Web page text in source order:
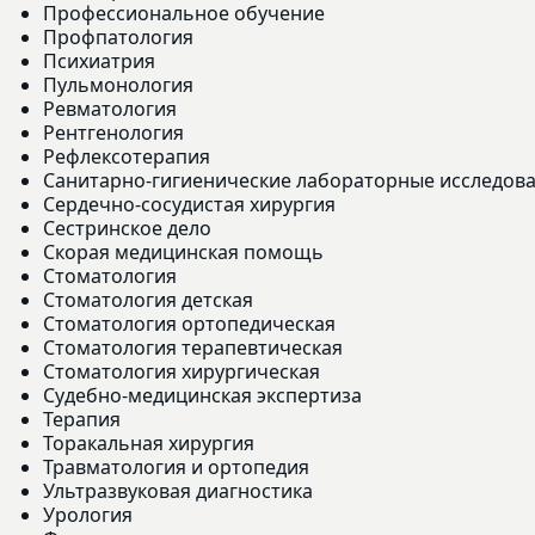
Профессиональное обучение
Профпатология
Психиатрия
Пульмонология
Ревматология
Рентгенология
Рефлексотерапия
Санитарно-гигиенические лабораторные
Сердечно-сосудистая хирургия
Сестринское дело
Скорая медицинская помощь
Стоматология
Стоматология детская
Стоматология ортопедическая
Стоматология терапевтическая
Стоматология хирургическая
Судебно-медицинская экспертиза
Терапия
Торакальная хирургия
Травматология и ортопедия
Ультразвуковая диагностика
Урология